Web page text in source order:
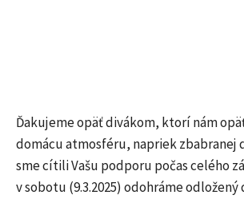
Ďakujeme opäť divákom, ktorí nám
domácu atmosféru, napriek zbabranej
sme cítili Vašu podporu počas celého
v sobotu (9.3.2025) odohráme odložený